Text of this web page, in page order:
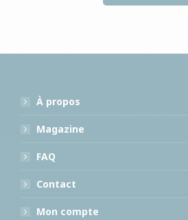
À propos
Magazine
FAQ
Contact
Mon compte